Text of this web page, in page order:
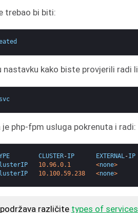
trebao bi biti:
nastavku kako biste provjerili radi
svc
php-fpm usluga pokrenuta i radi:
CLUSTER-IP EXTERNAL-IP
10.96.0.1 <none>
10.100.59.238 <none>
različite types of services